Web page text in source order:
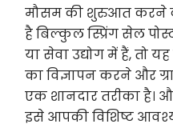
मौसम की शुरुआत करने
है बिल्कुल स्प्रिंग सेल
या सेवा उद्योग में हैं, तो
का विज्ञापन करने और
एक शानदार तरीका है।
इसे आपकी विशिष्ट